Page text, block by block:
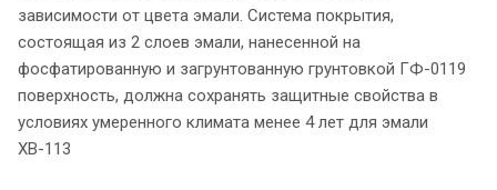
зависимости от цвета эмали. Система покрытия,
состоящая из 2 слоев эмали, нанесенной на
фосфатированную и загрунтованную грунтовкой ГФ-0119
поверхность, должна сохранять защитные свойства в
условиях умеренного климата менее 4 лет для эмали
ХВ-113